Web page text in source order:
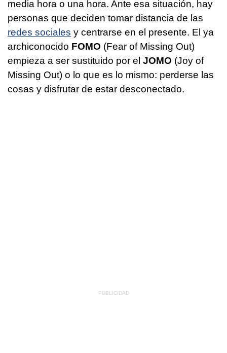
media hora o una hora. Ante esa situación, hay
personas que deciden tomar distancia de las
redes sociales y centrarse en el presente. El ya
archiconocido FOMO (Fear of Missing Out)
empieza a ser sustituido por el JOMO (Joy of
Missing Out) o lo que es lo mismo: perderse las
cosas y disfrutar de estar desconectado.